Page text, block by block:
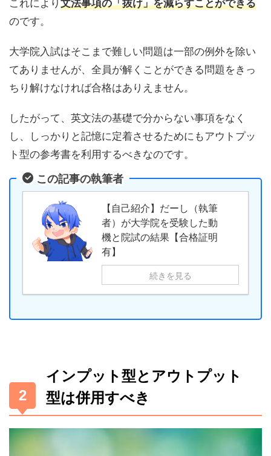
のです。
大学院入試はそこまで難しい問題は一部の例外を除い
てありませんが、全員が解くことができる問題をきっ
ちり解けなければ合格はありえません。
したがって、英文法の基礎で分からない事項をなく
し、しっかりと記憶に定着させるためにもアウトプッ
ト型の参考書を利用するべきなのです。
この記事の執筆者
【自己紹介】だーし（執筆
者）が大学院を受験した動
機と院試の結果【合格証明
有】
続きを見る
インプット型とアウトプット
型は併用すべき